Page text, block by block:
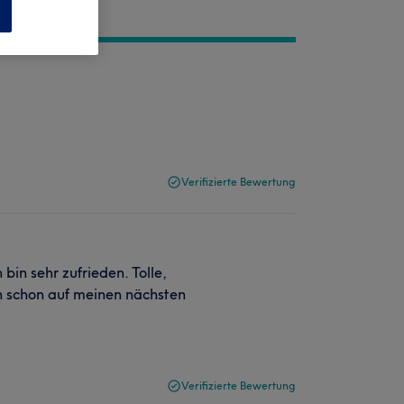
Verifizierte Bewertung
sehr zufrieden. Tolle,
auf meinen nächsten
Verifizierte Bewertung